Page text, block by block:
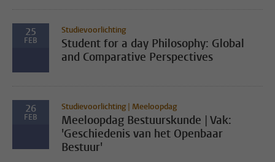
25
FEB
Studievoorlichting
Student for a day Philosophy: Global
and Comparative Perspectives
26
FEB
Studievoorlichting | Meeloopdag
Meeloopdag Bestuurskunde | Vak:
'Geschiedenis van het Openbaar
Bestuur'